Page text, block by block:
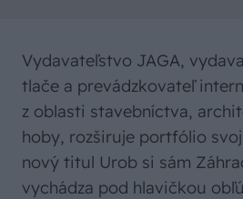
Vydavateľstvo JAGA,
tlače a prevádzkovateľ
z oblasti stavebníctva,
hoby, rozširuje portfólio
nový titul Urob si sám
vychádza pod hlavičkou